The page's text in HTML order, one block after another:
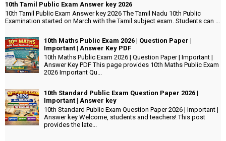
10th Tamil Public Exam Answer key 2026
10th Tamil Public Exam Answer key 2026 The Tamil Nadu 10th Public
Examination started on March with the Tamil subject exam. Students can ...
10th Maths Public Exam 2026 | Question Paper |
Important | Answer Key PDF
10th Maths Public Exam 2026 | Question Paper | Important |
Answer Key PDF This page provides 10th Maths Public Exam
2026 Important Qu...
10th Standard Public Exam Question Paper 2026 |
Important | Answer key
10th Standard Public Exam Question Paper 2026 | Important |
Answer key Welcome, students and teachers! This post
provides the late...